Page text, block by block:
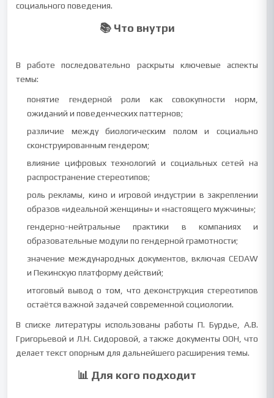
социального поведения.
📚 Что внутри
В работе последовательно раскрыты ключевые аспекты
темы:
понятие гендерной роли как совокупности норм,
ожиданий и поведенческих паттернов;
различие между биологическим полом и социально
сконструированным гендером;
влияние цифровых технологий и социальных сетей на
распространение стереотипов;
роль рекламы, кино и игровой индустрии в закреплении
образов «идеальной женщины» и «настоящего мужчины»;
гендерно-нейтральные практики в компаниях и
образовательные модули по гендерной грамотности;
значение международных документов, включая CEDAW
и Пекинскую платформу действий;
итоговый вывод о том, что деконструкция стереотипов
остаётся важной задачей современной социологии.
В списке литературы использованы работы П. Бурдье, А.В.
Григорьевой и Л.Н. Сидоровой, а также документы ООН, что
делает текст опорным для дальнейшего расширения темы.
📊 Для кого подходит